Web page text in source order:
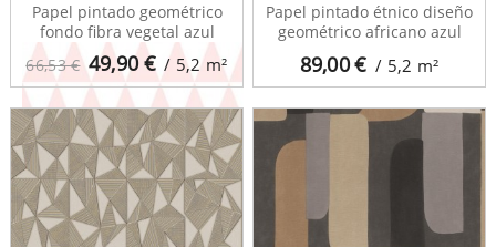
Nordem Mountains
677336
66,53 € 49,90€ / 5,2 m²
Papel pintado geométrico
fondo fibra vegetal azul
89,00€ / 5,2 m²
Papel pintado étnico diseño
geométrico africano azul